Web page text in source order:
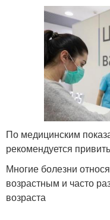
По медицинским
рекомендуется
Многие болезни
возрастным и часто
возраста